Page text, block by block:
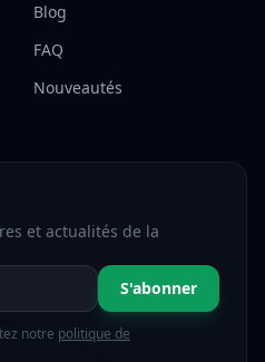
Blog
FAQ
Nouveautés
et actualités de la
S'abonner
notre politique de